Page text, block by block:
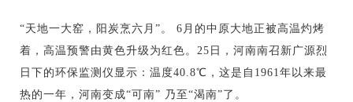
“天地一大窑，阳炭烹六月”。 6月的中原大地正被高温灼烤
着，高温预警由黄色升级为红色。25日，河南南召新广源烈
日下的环保监测仪显示：温度40.8℃，这是自1961年以来最
热的一年，河南变成“可南” 乃至“渴南”了。